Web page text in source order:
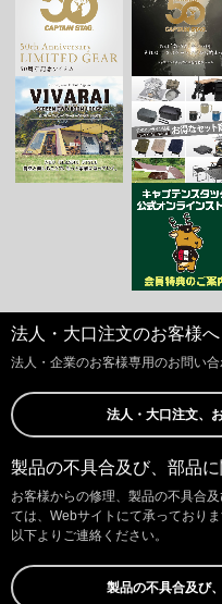
法人・大口注文のお客様へ
法人・企業のお客様専用のお問い合
法人・大口注文、
製品の不具合及び、部品
お客様からの修理、製品の不具合
ては、Webサイトにて承っておりま
以下よりご連絡ください。
製品の不具合及び